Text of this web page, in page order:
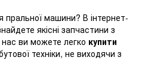
пральної машини? В інтернет-
якісні запчастини з
нас ви можете легко купити
техніки, не виходячи з